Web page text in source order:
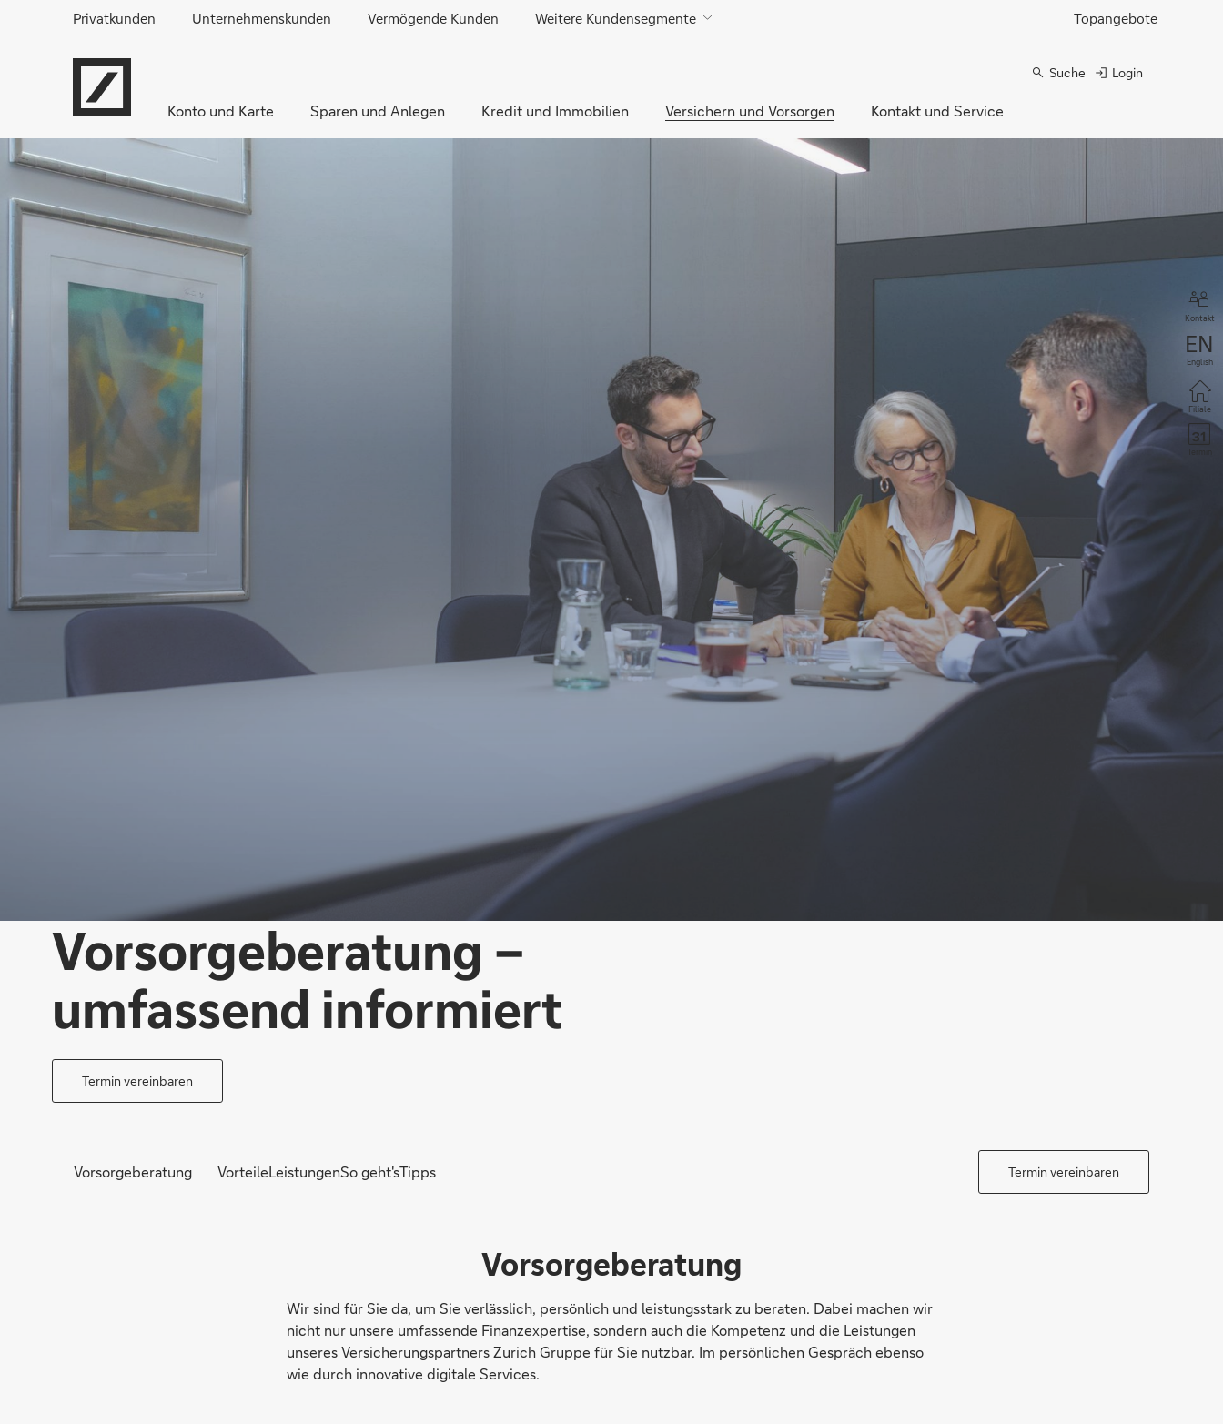
Direkt zur Hauptnavigation (Enter drücken)
Direkt zum Hauptinhalt (Enter drücken)
Topangebote
Privatkunden Unternehmenskunden Vermögende Kunden Weitere Kundensegmente
Suche Login
Konto und Karte Sparen und Anlegen Kredit und Immobilien Versichern und Vorsorgen Kontakt und Service
Kontakt
English
Filiale
Termin
Vorsorgeberatung –
umfassend informiert
Termin vereinbaren
Vorsorgeberatung VorteileLeistungenSo geht'sTipps Termin vereinbaren
Vorsorgeberatung
Wir sind für Sie da, um Sie verlässlich, persönlich und leistungsstark zu beraten. Dabei machen wir
nicht nur unsere umfassende Finanzexpertise, sondern auch die Kompetenz und die Leistungen
unseres Versicherungspartners Zurich Gruppe für Sie nutzbar. Im persönlichen Gespräch ebenso
wie durch innovative digitale Services.